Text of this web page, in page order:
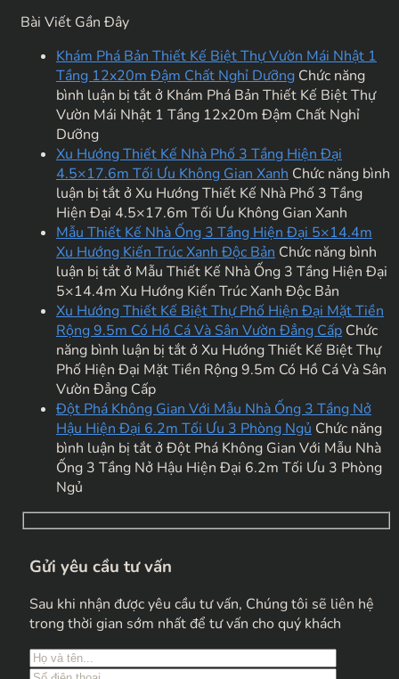
Bài Viết Gần Đây
Khám Phá Bản Thiết Kế Biệt Thự Vườn Mái Nhật 1
Tầng 12x20m Đậm Chất Nghỉ Dưỡng Chức năng
bình luận bị tắtở Khám Phá Bản Thiết Kế Biệt Thự
Vườn Mái Nhật 1 Tầng 12x20m Đậm Chất Nghỉ
Dưỡng
Xu Hướng Thiết Kế Nhà Phố 3 Tầng Hiện Đại
4.5×17.6m Tối Ưu Không Gian Xanh Chức năng bình
luận bị tắtở Xu Hướng Thiết Kế Nhà Phố 3 Tầng
Hiện Đại 4.5×17.6m Tối Ưu Không Gian Xanh
Mẫu Thiết Kế Nhà Ống 3 Tầng Hiện Đại 5×14.4m
Xu Hướng Kiến Trúc Xanh Độc Bản Chức năng bình
luận bị tắtở Mẫu Thiết Kế Nhà Ống 3 Tầng Hiện Đại
5×14.4m Xu Hướng Kiến Trúc Xanh Độc Bản
Xu Hướng Thiết Kế Biệt Thự Phố Hiện Đại Mặt Tiền
Rộng 9.5m Có Hồ Cá Và Sân Vườn Đẳng Cấp Chức
năng bình luận bị tắtở Xu Hướng Thiết Kế Biệt Thự
Phố Hiện Đại Mặt Tiền Rộng 9.5m Có Hồ Cá Và Sân
Vườn Đẳng Cấp
Đột Phá Không Gian Với Mẫu Nhà Ống 3 Tầng Nở
Hậu Hiện Đại 6.2m Tối Ưu 3 Phòng Ngủ Chức năng
bình luận bị tắtở Đột Phá Không Gian Với Mẫu Nhà
Ống 3 Tầng Nở Hậu Hiện Đại 6.2m Tối Ưu 3 Phòng
Ngủ
Gửi yêu cầu tư vấn
Sau khi nhận được yêu cầu tư vấn, Chúng tôi sẽ liên hệ
trong thời gian sớm nhất để tư vấn cho quý khách